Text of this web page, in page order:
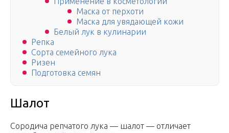
Маска от перхоти
Маска для увядающей кожи
Белый лук в кулинарии
Репка
Сорта семейного лука
Ризен
Подготовка семян
Шалот
Сородича репчатого лука — шалот — отличает